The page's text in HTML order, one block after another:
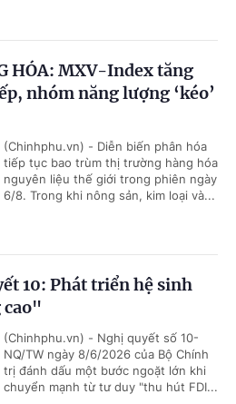
HÓA: MXV-Index tăng
nhóm năng lượng ‘kéo’
(Chinhphu.vn) - Diễn biến phân hóa
tiếp tục bao trùm thị trường hàng hóa
nguyên liệu thế giới trong phiên ngày
6/8. Trong khi nông sản, kim loại và...
10: Phát triển hệ sinh
cao"
(Chinhphu.vn) - Nghị quyết số 10-
NQ/TW ngày 8/6/2026 của Bộ Chính
trị đánh dấu một bước ngoặt lớn khi
chuyển mạnh từ tư duy "thu hút FDI...